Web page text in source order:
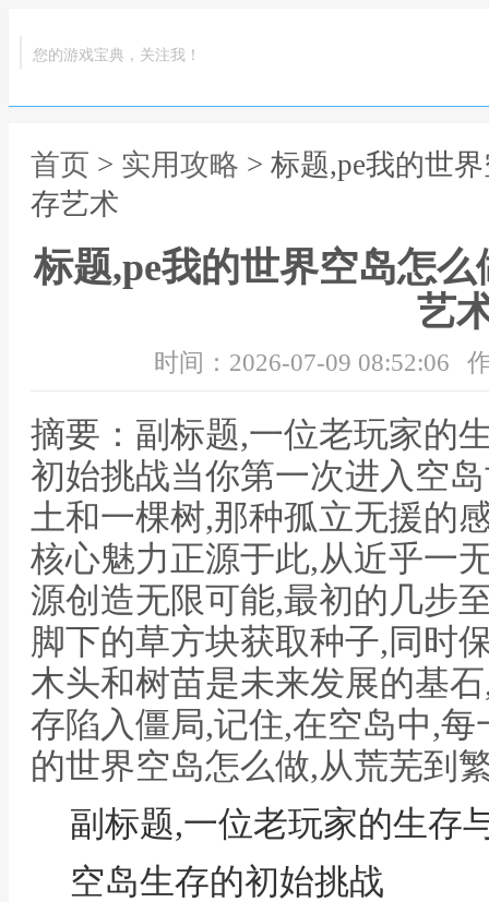
您的游戏宝典，关注我！
首页 > 实用攻略 > 标题,pe我的世
存艺术
标题,pe我的世界空岛怎
艺
时间：2026-07-09 08:52:06
摘要：副标题,一位老玩家的
初始挑战当你第一次进入空
土和一棵树,那种孤立无援的
核心魅力正源于此,从近乎一
源创造无限可能,最初的几步
脚下的草方块获取种子,同时
木头和树苗是未来发展的基
存陷入僵局,记住,在空岛中,
的世界空岛怎么做,从荒芜到
副标题,一位老玩家的生存
空岛生存的初始挑战